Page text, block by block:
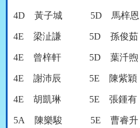
4D 黃子城 5D 馬梓恩
4E 梁沚謙 5D 孫俊茹
4E 曾梓軒 5D 葉汘煦
4E 謝沛辰 5E 陳紫穎
4E 胡凱琳 5E 張鍾有
5A 陳樂駿 5E 曹睿升